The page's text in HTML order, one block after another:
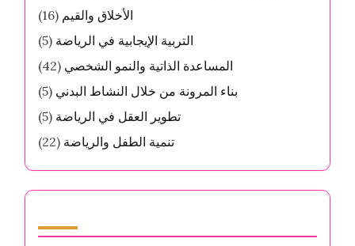
الأخلاق والقيم (16)
التربية الإيجابية في الرياضة (5)
المساعدة الذاتية والنمو الشخصي (42)
بناء المرونة من خلال النشاط البدني (5)
تطوير العقل في الرياضة (5)
تنمية الطفل والرياضة (22)